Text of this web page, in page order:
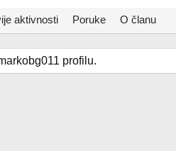
aktivnosti Poruke O članu
profilu.